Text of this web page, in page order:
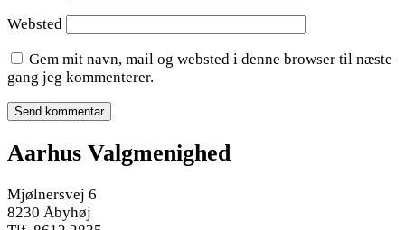
Websted
Gem mit navn, mail og websted i denne browser til næste
gang jeg kommenterer.
Aarhus Valgmenighed
Mjølnersvej 6
8230 Åbyhøj